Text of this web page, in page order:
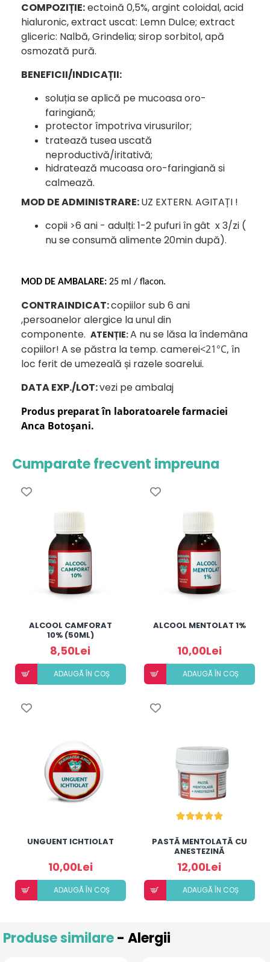
COMPOZIȚIE:ectoină 0,5%, argint coloidal, acid
hialuronic, extract uscat: Lemn Dulce; extract
gliceric: Nalbă, Grindelia; sirop sorbitol, apă
osmozată pură.
BENEFICII/INDICAȚII:
soluția se aplică pe mucoasa oro-
faringiană;
protector împotriva virusurilor;
tratează tusea uscată
neproductivă/iritativă;
hidratează mucoasa oro-faringiană si
calmează.
MOD DE ADMINISTRARE:UZ EXTERN. AGITAȚI !
copii >6 ani - adulți: 1-2 pufuri în gât x 3/zi (
nu se consumă alimente 20min după).
MOD DE AMBALARE: 25 ml / flacon.
CONTRAINDICAT:copiilor sub 6 ani
,persoanelor alergice la unul din
componente. ATENȚIE:A nu se lăsa la îndemâna
copiilor! A se păstra la temp. camerei<21°C, în
loc ferit de umezeală și razele soarelui.
DATA EXP./LOT:vezi pe ambalaj
Produs preparat în laboratoarele farmaciei
Anca Botoșani.
Cumparate frecvent impreuna
ALCOOL CAMFORAT
10% (50ML)
8,50Lei
ADAUGÃ ÎN COȘ
ALCOOL MENTOLAT 1%
10,00Lei
ADAUGÃ ÎN COȘ
UNGUENT ICHTIOLAT
10,00Lei
ADAUGÃ ÎN COȘ
PASTĂ MENTOLATĂ CU
ANESTEZINĂ
12,00Lei
ADAUGÃ ÎN COȘ
Produse similare- Alergii